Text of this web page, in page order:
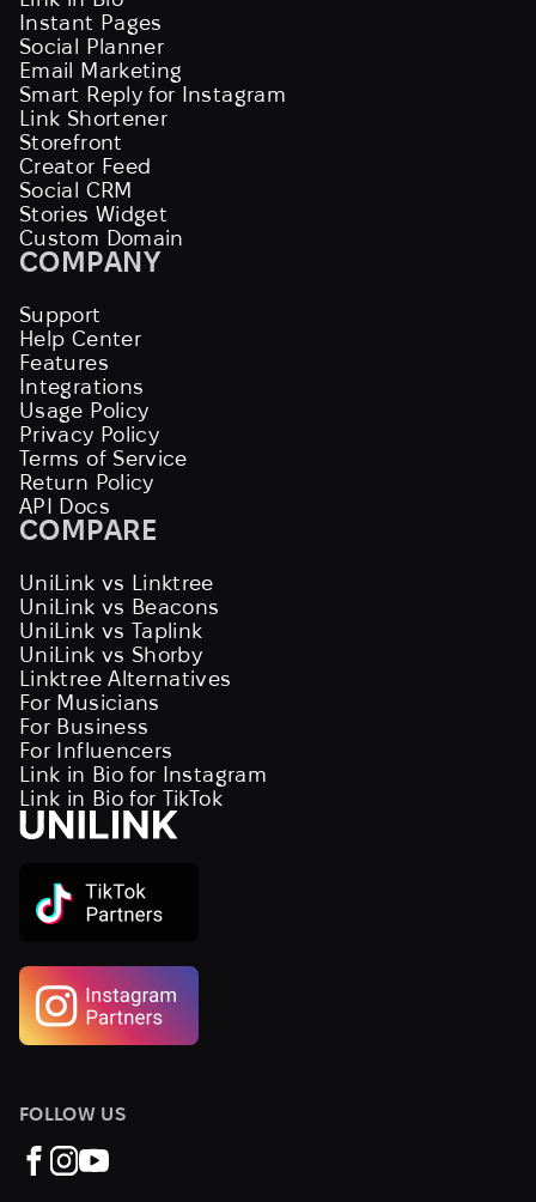
Instant Pages
Social Planner
Email Marketing
Smart Reply for Instagram
Link Shortener
Storefront
Creator Feed
Social CRM
Stories Widget
Custom Domain
COMPANY
Support
Help Center
Features
Integrations
Usage Policy
Privacy Policy
Terms of Service
Return Policy
API Docs
COMPARE
UniLink vs Linktree
UniLink vs Beacons
UniLink vs Taplink
UniLink vs Shorby
Linktree Alternatives
For Musicians
For Business
For Influencers
Link in Bio for Instagram
Link in Bio for TikTok
FOLLOW US